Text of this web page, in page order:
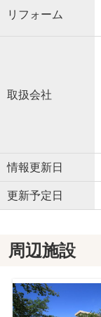
リフォーム
取扱会社
情報更新日
更新予定日
周辺施設